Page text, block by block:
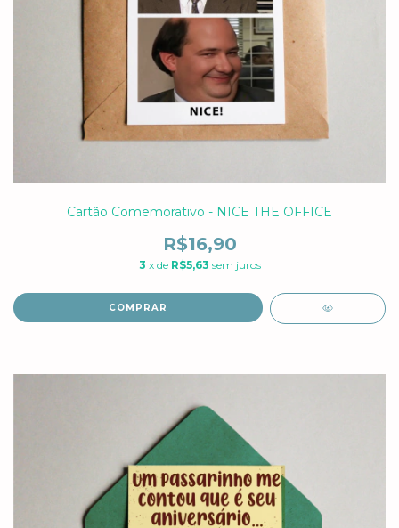
Cartão Comemorativo - NICE THE OFFICE
R$16,90
3 x de R$5,63 sem juros